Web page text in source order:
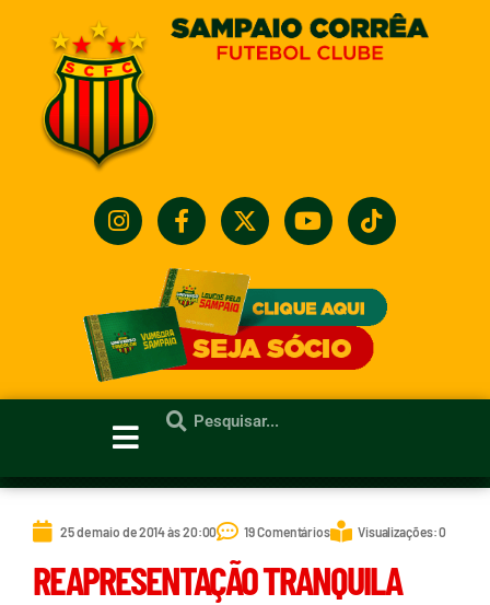
25 de maio de 2014 às 20:00 19 Comentários Visualizações: 0
REAPRESENTAÇÃO TRANQUILA